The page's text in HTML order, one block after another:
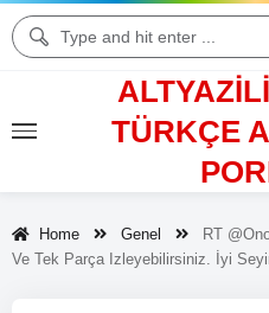
TÜRKÇE
Home Genel
RT
Ve Tek Parça Izleyebilirsiniz. İyi